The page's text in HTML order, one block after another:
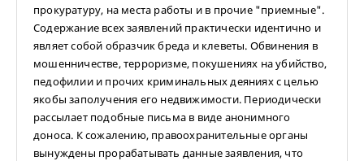
прокуратуру, на места работы и в прочие "приемные".
Содержание всех заявлений практически идентично и
являет собой образчик бреда и клеветы. Обвинения в
мошенничестве, терроризме, покушениях на убийство,
педофилии и прочих криминальных деяниях с целью
якобы заполучения его недвижимости. Периодически
рассылает подобные письма в виде анонимного
доноса. К сожалению, правоохранительные органы
вынуждены прорабатывать данные заявления, что